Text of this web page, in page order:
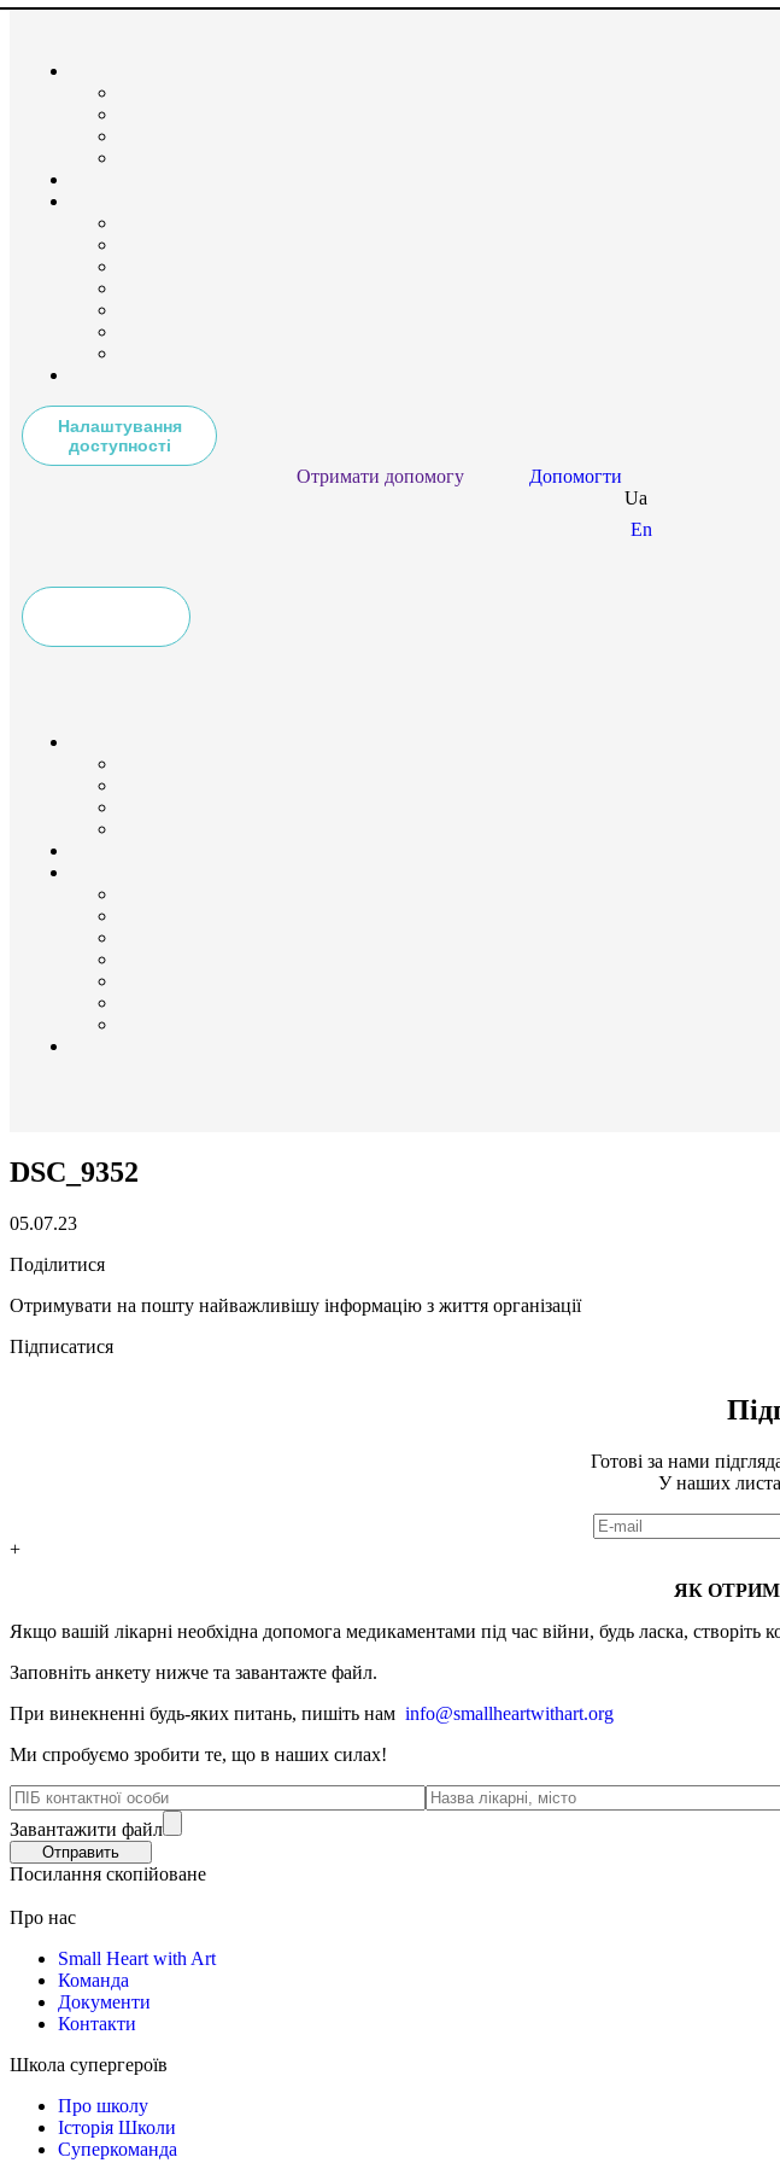
Налаштування
доступності
Отримати допомогу
Допомогти
Ua
En
DSC_9352
05.07.23
Поділитися
Отримувати на пошту найважливішу інформацію з життя організації
Підписатися
Готові за нами
У наших
+
ЯК
Якщо вашій лікарні необхідна допомога медикаментами під час війни, будь ласка, створіть
Заповніть анкету нижче та завантажте файл.
При винекненні будь-яких питань, пишіть нам info@smallheartwithart.org
Ми спробуємо зробити те, що в наших силах!
Завантажити файл
Посилання скопійоване
Про нас
Small Heart with Art
Команда
Документи
Контакти
Школа супергероїв
Про школу
Історія Школи
Суперкоманда